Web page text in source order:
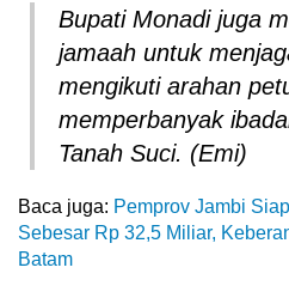
Bupati Monadi juga
jamaah untuk
mengikuti arahan
memperbanyak
Tanah Suci. (Emi)
Baca juga: Pemprov Jambi
Sebesar Rp 32,5 Miliar,
Batam